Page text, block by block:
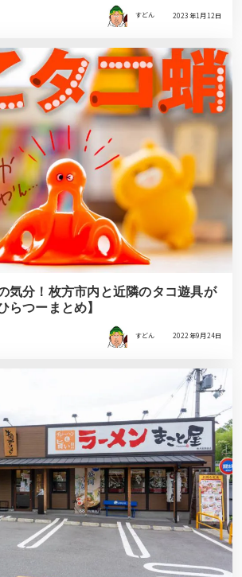
すどん 2023年1月12日
気分！枚方市内と近隣のタコ遊具が
らつーまとめ】
すどん 2022年9月24日